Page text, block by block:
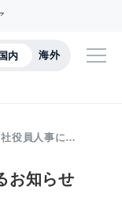
内 海外
役員人事に…
お知らせ